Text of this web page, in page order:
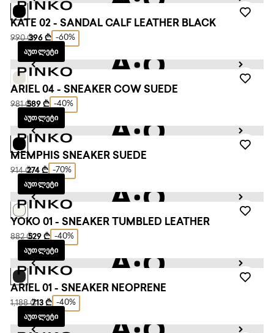
KATE 02 - SANDAL CALF LEATHER BLACK
990 ₾396 ₾ -60%
ᲐᲣᲗᲚᲔᲢᲘ
ARIEL 04 - SNEAKER COW SUEDE
981 ₾589 ₾ -40%
ᲐᲣᲗᲚᲔᲢᲘ
MEMPHIS SNEAKER SUEDE
914 ₾274 ₾ -70%
ᲐᲣᲗᲚᲔᲢᲘ
YOKO 01 - SNEAKER TUMBLED LEATHER
882 ₾529 ₾ -40%
ᲐᲣᲗᲚᲔᲢᲘ
ARIEL 01 - SNEAKER NEOPRENE
1,188 ₾713 ₾ -40%
ᲐᲣᲗᲚᲔᲢᲘ